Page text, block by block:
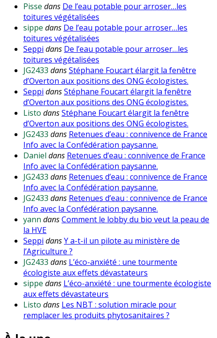
Pisse dans De l’eau potable pour arroser…les
toitures végétalisées
sippe dans De l’eau potable pour arroser…les
toitures végétalisées
Seppi dans De l’eau potable pour arroser…les
toitures végétalisées
JG2433 dansStéphane Foucart élargit la fenêtre
d’Overton aux positions des ONG écologistes.
Seppi dansStéphane Foucart élargit la fenêtre
d’Overton aux positions des ONG écologistes.
Listo dansStéphane Foucart élargit la fenêtre
d’Overton aux positions des ONG écologistes.
JG2433 dans Retenues d’eau : connivence de France
Info avec la Confédération paysanne.
Daniel dans Retenues d’eau : connivence de France
Info avec la Confédération paysanne.
JG2433 dans Retenues d’eau : connivence de France
Info avec la Confédération paysanne.
JG2433 dans Retenues d’eau : connivence de France
Info avec la Confédération paysanne.
yann dansComment le lobby du bio veut la peau de
la HVE
Seppi dansY a-t-il un pilote au ministère de
l’Agriculture ?
JG2433 dans L’éco-anxiété : une tourmente
écologiste aux effets dévastateurs
sippe dans L’éco-anxiété : une tourmente écologiste
aux effets dévastateurs
Listo dans Les NBT : solution miracle pour
remplacer les produits phytosanitaires ?